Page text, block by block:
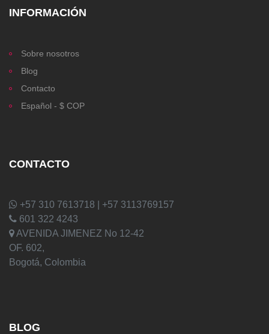
INFORMACIÓN
Sobre nosotros
Blog
Contacto
Español - $ COP
CONTACTO
+57 310 7613718 | +57 3113769157
601 322 4243
AVENIDA JIMENEZ No 12-42
OF. 602,
Bogotá, Colombia
BLOG